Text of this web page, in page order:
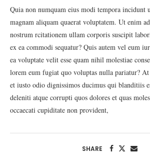
Quia non numquam eius modi tempora incidunt
magnam aliquam quaerat voluptatem. Ut enim
nostrum rcitationem ullam corporis suscipit
ex ea commodi sequatur? Quis autem vel eum
ea voluptate velit esse quam nihil molestiae
lorem eum fugiat quo voluptas nulla pariatur? At
et iusto odio dignissimos ducimus qui blanditiis
deleniti atque corrupti quos dolores et quas
occaecati cupiditate non provident,
SHARE